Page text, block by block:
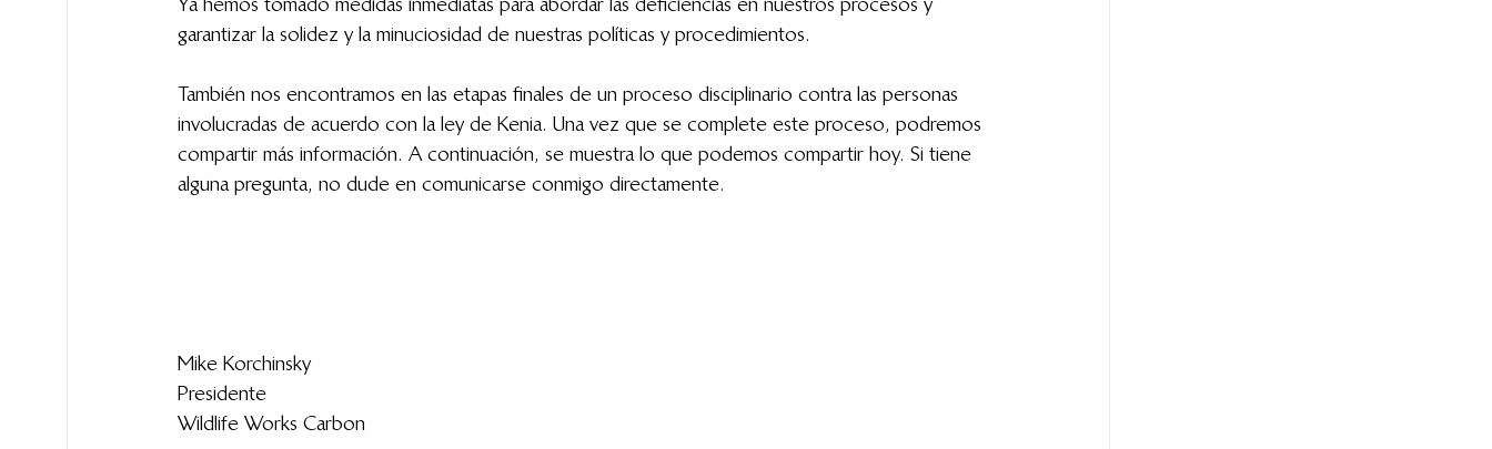
garantizar la solidez y la minuciosidad de nuestras políticas y procedimientos.
También nos encontramos en las etapas finales de un proceso disciplinario contra las personas
involucradas de acuerdo con la ley de Kenia. Una vez que se complete este proceso, podremos
compartir más información. A continuación, se muestra lo que podemos compartir hoy. Si tiene
alguna pregunta, no dude en comunicarse conmigo directamente.
Mike Korchinsky
Presidente
Wildlife Works Carbon